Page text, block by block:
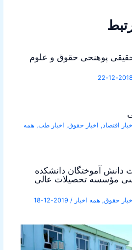
پوهنحی حقوق و علوم
2018-12-22
اقتصاد, اخبار حقوق, اخبار طب, همه
دانش آموختگان دانشکده
مؤسسه تحصیلات عالی
حقوق, همه اخبار /
2019-12-18